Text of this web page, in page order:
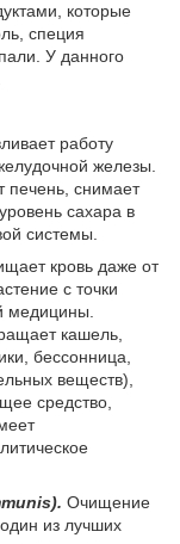
которые
специя
У данного
работу
железы.
печень, снимает
сахара в
системы.
кровь даже от
с точки
медицины.
кашель,
бессонница,
веществ),
средство,
Очищение
из лучших